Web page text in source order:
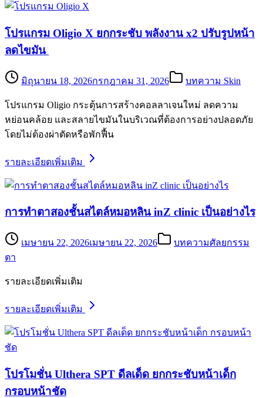
โปรแกรม Oligio X ยกกระชับ พลังงาน x2 ปรับรูปหน้า
ลดไขมัน
มิถุนายน 18, 2026กรกฎาคม 31, 2026 บทความ Skin
โปรแกรม Oligio กระตุ้นการสร้างคอลลาเจนใหม่ ลดความ
หย่อนคล้อย และสลายไขมันในบริเวณที่ต้องการอย่างปลอดภัย
โดยไม่ต้องผ่าตัดหรือพักฟื้น
รายละเอียดเพิ่มเติม
การทำตาสองชั้นสไตล์หมอหลิน inZ clinic เป็นอย่างไร
เมษายน 22, 2026เมษายน 22, 2026
บทความศัลยกรรม
ตา
รายละเอียดเพิ่มเติม
รายละเอียดเพิ่มเติม
โปรโมชั่น Ulthera SPT ดีลเด็ด ยกกระชับหน้าเด็ก
กรอบหน้าชัด